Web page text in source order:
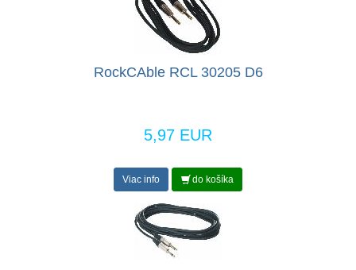
RockCAble RCL 30205 D6
5,97 EUR
Viac info do košíka